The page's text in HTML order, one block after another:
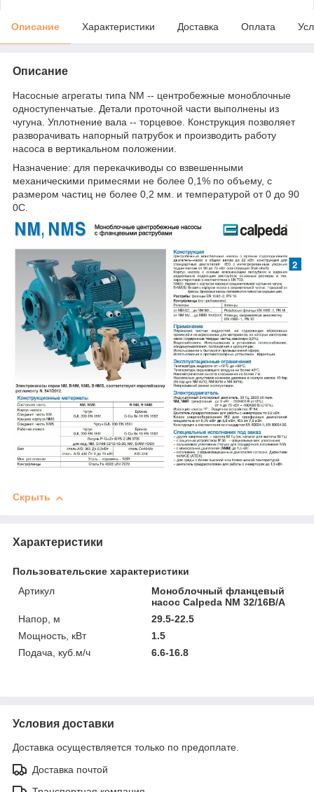
Описание Характеристики Доставка Оплата
Описание
Насосные агрегаты типа NM -- центробежные моноблочные
одноступенчатые. Детали проточной части выполнены из
чугуна. Уплотнение вала -- торцевое. Конструкция позволяет
разворачивать напорный патрубок и производить работу
насоса в вертикальном положении.
Назначение: для перекачкиводы со взвешенными
механическими примесями не более 0,1% по объему, с
размером частиц не более 0,2 мм. и температурой от 0 до 90
0С.
Скрыть
Характеристики
Пользовательские характеристики
Артикул
Моноблочный фланцевый
насос Calpeda NM 32/16B/A
Напор, м
29.5-22.5
Мощность, кВт
1.5
Подача, куб.м/ч
6.6-16.8
Условия доставки
Доставка осуществляется только по предоплате.
Доставка почтой